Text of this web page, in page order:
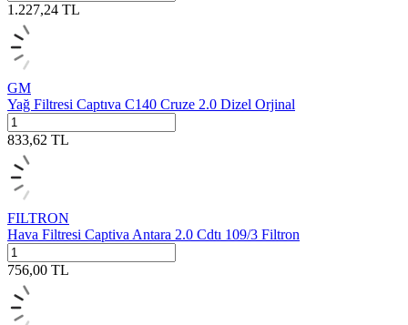
1.227,24 TL
GM
Yağ Filtresi Captıva C140 Cruze 2.0 Dizel Orjinal
833,62 TL
FILTRON
Hava Filtresi Captiva Antara 2.0 Cdtı 109/3 Filtron
756,00 TL